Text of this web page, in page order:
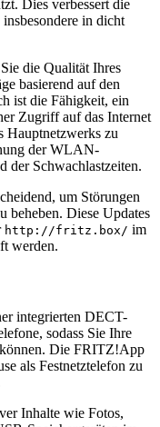
Dies verbessert die
in dicht
die Qualität Ihres
basierend auf den
ist die Fähigkeit, ein
Zugriff auf das Internet
Hauptnetzwerks zu
der WLAN-
der Schwachlastzeiten.
um Störungen
beheben. Diese Updates
http://fritz.box/ im
werden.
integrierten DECT-
sodass Sie Ihre
Die FRITZ!App
als Festnetztelefon zu
Inhalte wie Fotos,